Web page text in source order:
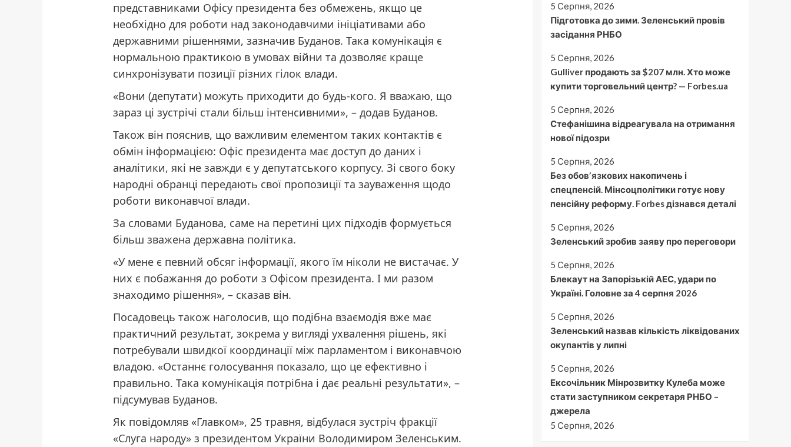
представниками Офісу президента без обмежень, якщо це
необхідно для роботи над законодавчими ініціативами або
державними рішеннями, зазначив Буданов. Така комунікація є
нормальною практикою в умовах війни та дозволяє краще
синхронізувати позиції різних гілок влади.
«Вони (депутати) можуть приходити до будь-кого. Я вважаю, що
зараз ці зустрічі стали більш інтенсивними», – додав Буданов.
Також він пояснив, що важливим елементом таких контактів є
обмін інформацією: Офіс президента має доступ до даних і
аналітики, які не завжди є у депутатського корпусу. Зі свого боку
народні обранці передають свої пропозиції та зауваження щодо
роботи виконавчої влади.
За словами Буданова, саме на перетині цих підходів формується
більш зважена державна політика.
«У мене є певний обсяг інформації, якого їм ніколи не вистачає. У
них є побажання до роботи з Офісом президента. І ми разом
знаходимо рішення», – сказав він.
Посадовець також наголосив, що подібна взаємодія вже має
практичний результат, зокрема у вигляді ухвалення рішень, які
потребували швидкої координації між парламентом і виконавчою
владою. «Останнє голосування показало, що це ефективно і
правильно. Така комунікація потрібна і дає реальні результати», –
підсумував Буданов.
Як повідомляв «Главком», 25 травня, відбулася зустріч фракції
«Слуга народу» з президентом України Володимиром Зеленським.
5 Серпня, 2026
Підготовка до зими. Зеленський провів
засідання РНБО
5 Серпня, 2026
Gulliver продають за $207 млн. Хто може
купити торговельний центр? — Forbes.ua
5 Серпня, 2026
Стефанішина відреагувала на отримання
нової підозри
5 Серпня, 2026
Без обовʼязкових накопичень і
спецпенсій. Мінсоцполітики готує нову
пенсійну реформу. Forbes дізнався деталі
5 Серпня, 2026
Зеленський зробив заяву про переговори
5 Серпня, 2026
Блекаут на Запорізькій АЕС, удари по
Україні. Головне за 4 серпня 2026
5 Серпня, 2026
Зеленський назвав кількість ліквідованих
окупантів у липні
5 Серпня, 2026
Ексочільник Мінрозвитку Кулеба може
стати заступником секретаря РНБО –
джерела
5 Серпня, 2026